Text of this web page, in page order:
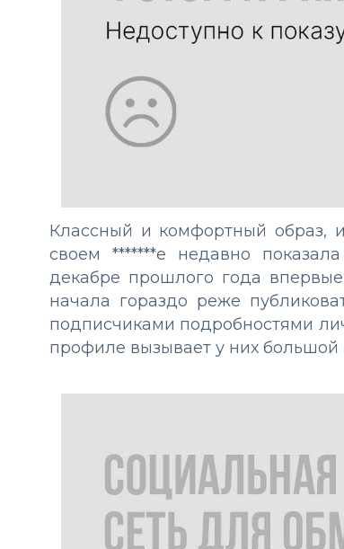
Классный и комфортный образ,
своем *******е недавно
декабре прошлого года
начала гораздо реже
подписчиками подробностями
профиле вызывает у них большой